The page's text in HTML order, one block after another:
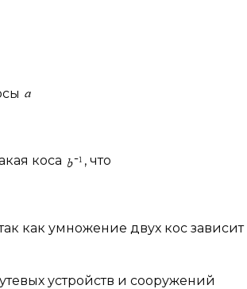
коса , что
как умножение двух кос зависит
устройств и сооружений